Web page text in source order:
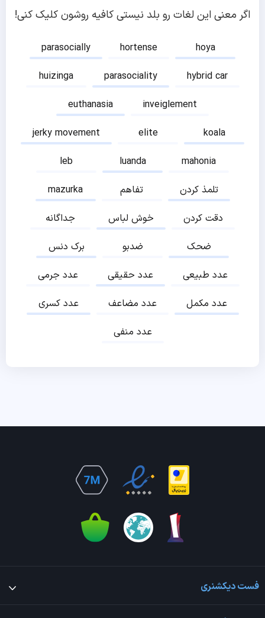
اگر معنی این لغات رو بلد نیستی کافیه روشون کلیک کنی!
parasocially hortense
hoya
huizinga
parasociality
hybrid car
euthanasia
inveiglement
jerky movement
elite
koala
leb
luanda
mahonia
mazurka
تفاهم
تلمذ کردن
جداگانه
خوش لباس
دقت کردن
برک دنس
ضدبو
ضحک
عدد جرمی
عدد حقیقی
عدد طبیعی
عدد کسری
عدد مضاعف
عدد مکمل
عدد منفی
فست دیکشنری